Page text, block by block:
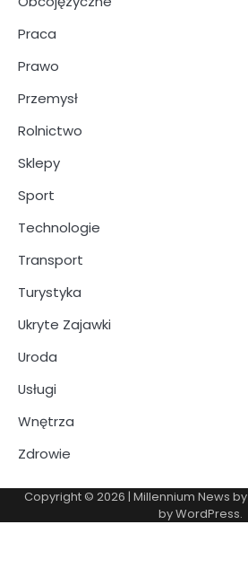
Praca
Prawo
Przemysł
Rolnictwo
Sklepy
Sport
Technologie
Transport
Turystyka
Ukryte Zajawki
Uroda
Usługi
Wnętrza
Zdrowie
Copyright © 2026 | Millennium News by
byWordPress.